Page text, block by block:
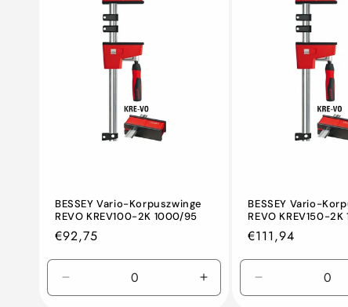
BESSEY Vario-Korpuszwinge
REVO KREV100-2K 1000/95
Normaler
Preis
€92,75
Sie
Erhöhen
Sie
BESSEY Vario-
REVO KREV150-
Normaler
Preis
€111,94
Sie